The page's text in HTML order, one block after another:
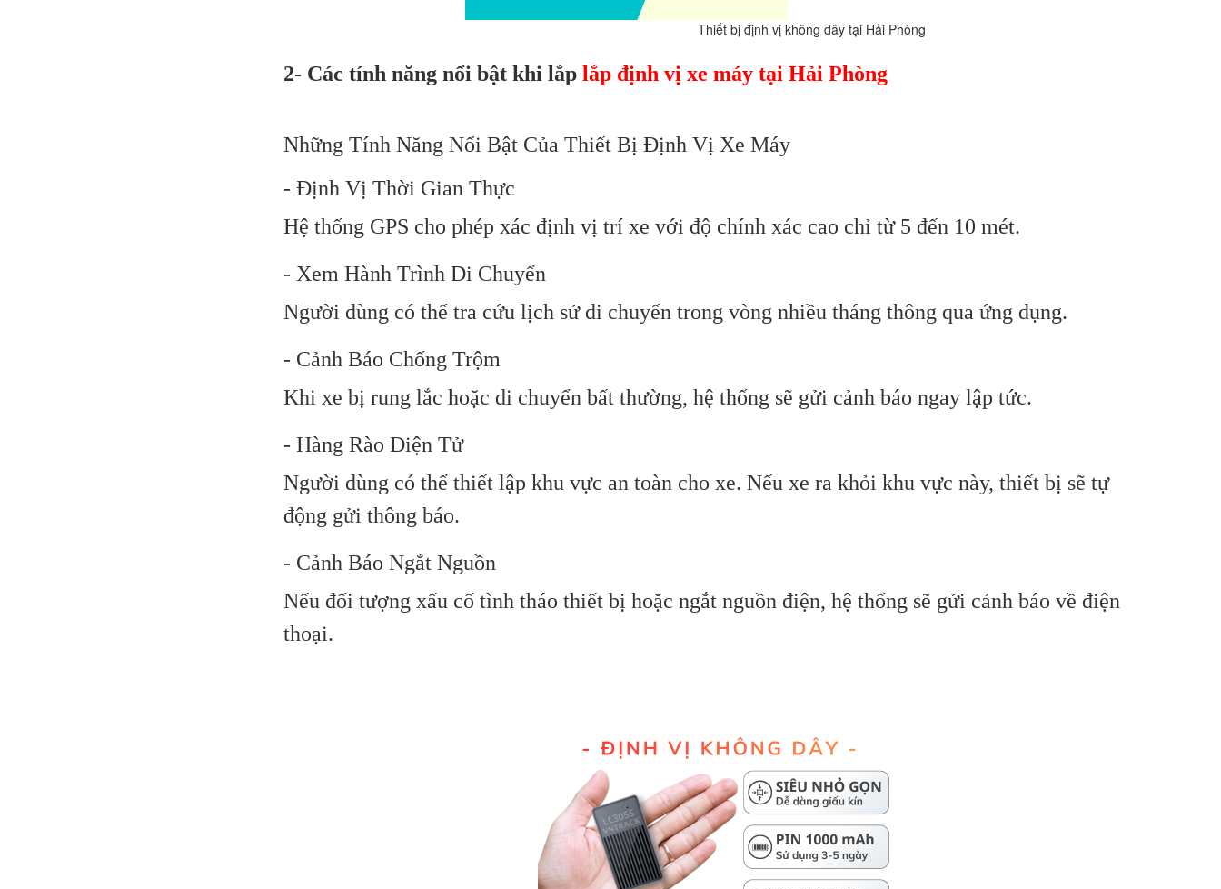
Thiết bị định vị không dây tại Hải Phòng
2- Các tính năng nổi bật khi lắp lắp định vị xe máy tại Hải Phòng
Những Tính Năng Nổi Bật Của Thiết Bị Định Vị Xe Máy
- Định Vị Thời Gian Thực
Hệ thống GPS cho phép xác định vị trí xe với độ chính xác cao chỉ từ 5 đến 10 mét.
- Xem Hành Trình Di Chuyển
Người dùng có thể tra cứu lịch sử di chuyển trong vòng nhiều tháng thông qua ứng dụng.
- Cảnh Báo Chống Trộm
Khi xe bị rung lắc hoặc di chuyển bất thường, hệ thống sẽ gửi cảnh báo ngay lập tức.
- Hàng Rào Điện Tử
Người dùng có thể thiết lập khu vực an toàn cho xe. Nếu xe ra khỏi khu vực này, thiết bị sẽ tự
động gửi thông báo.
- Cảnh Báo Ngắt Nguồn
Nếu đối tượng xấu cố tình tháo thiết bị hoặc ngắt nguồn điện, hệ thống sẽ gửi cảnh báo về điện
thoại.